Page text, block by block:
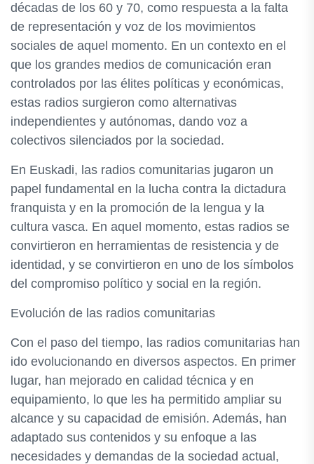
décadas de los 60 y 70, como respuesta a la falta
de representación y voz de los movimientos
sociales de aquel momento. En un contexto en el
que los grandes medios de comunicación eran
controlados por las élites políticas y económicas,
estas radios surgieron como alternativas
independientes y autónomas, dando voz a
colectivos silenciados por la sociedad.
En Euskadi, las radios comunitarias jugaron un
papel fundamental en la lucha contra la dictadura
franquista y en la promoción de la lengua y la
cultura vasca. En aquel momento, estas radios se
convirtieron en herramientas de resistencia y de
identidad, y se convirtieron en uno de los símbolos
del compromiso político y social en la región.
Evolución de las radios comunitarias
Con el paso del tiempo, las radios comunitarias han
ido evolucionando en diversos aspectos. En primer
lugar, han mejorado en calidad técnica y en
equipamiento, lo que les ha permitido ampliar su
alcance y su capacidad de emisión. Además, han
adaptado sus contenidos y su enfoque a las
necesidades y demandas de la sociedad actual,